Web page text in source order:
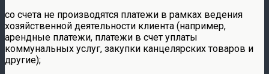
со счета не производятся платежи в рамках ведения
хозяйственной деятельности клиента (например,
арендные платежи, платежи в счет уплаты
коммунальных услуг, закупки канцелярских товаров и
другие);